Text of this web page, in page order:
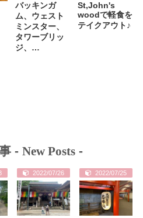
バッキンガ
ム、ウェスト
ミンスター、
タワーブリッ
ジ、…
St,John's
woodで軽食を
テイクアウト♪
- New Posts-
2022/07/26 2022/07/25